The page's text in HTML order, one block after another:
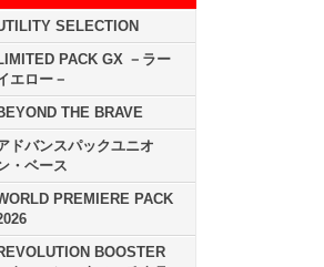
SELECTION
PACK GX －ラー
エロー－
THE BRAVE
ドバンスパックユニオ
・ベース
PREMIERE PACK
BOOSTER